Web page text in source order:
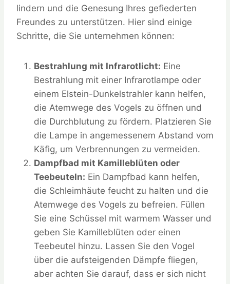
lindern und die Genesung Ihres gefiederten
Freundes zu unterstützen. Hier sind einige
Schritte, die Sie unternehmen können:
Bestrahlung mit Infrarotlicht: Eine
Bestrahlung mit einer Infrarotlampe oder
einem Elstein-Dunkelstrahler kann helfen,
die Atemwege des Vogels zu öffnen und
die Durchblutung zu fördern. Platzieren Sie
die Lampe in angemessenem Abstand vom
Käfig, um Verbrennungen zu vermeiden.
Dampfbad mit Kamilleblüten oder
Teebeuteln: Ein Dampfbad kann helfen,
die Schleimhäute feucht zu halten und die
Atemwege des Vogels zu befreien. Füllen
Sie eine Schüssel mit warmem Wasser und
geben Sie Kamilleblüten oder einen
Teebeutel hinzu. Lassen Sie den Vogel
über die aufsteigenden Dämpfe fliegen,
aber achten Sie darauf, dass er sich nicht